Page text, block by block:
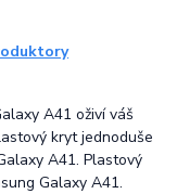
A41 oživí váš
kryt jednoduše
A41. Plastový
Galaxy A41.